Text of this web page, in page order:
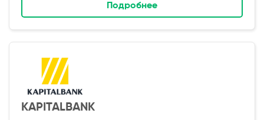
Подробнее
KAPITALBANK